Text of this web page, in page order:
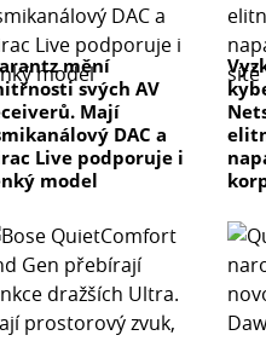
mění
svých AV
Mají
DAC a
Live podporuje i
model